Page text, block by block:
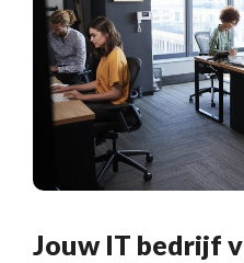
Jouw IT bedrijf